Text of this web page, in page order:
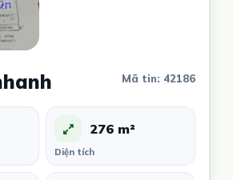
Mã tin: 42186
276 m²
Diện tích